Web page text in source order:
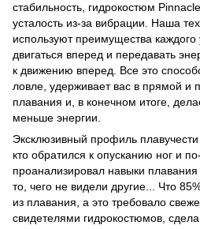
стабильность, гидрокостюм
усталость из-за вибрации. Наша
используют преимущества
двигаться вперед и передавать
к движению вперед. Все это
ловле, удерживает вас в прямой и
плавания и, в конечном итоге,
меньше энергии.
Эксклюзивный профиль
кто обратился к опусканию ног и
проанализировал навыки
то, чего не видели другие... Что
из плавания, а это требовало
свидетелями гидрокостюмов,